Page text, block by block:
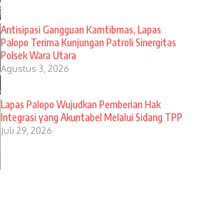
Antisipasi Gangguan Kamtibmas, Lapas
Palopo Terima Kunjungan Patroli Sinergitas
Polsek Wara Utara
Agustus 3, 2026
Lapas Palopo Wujudkan Pemberian Hak
Integrasi yang Akuntabel Melalui Sidang TPP
Juli 29, 2026